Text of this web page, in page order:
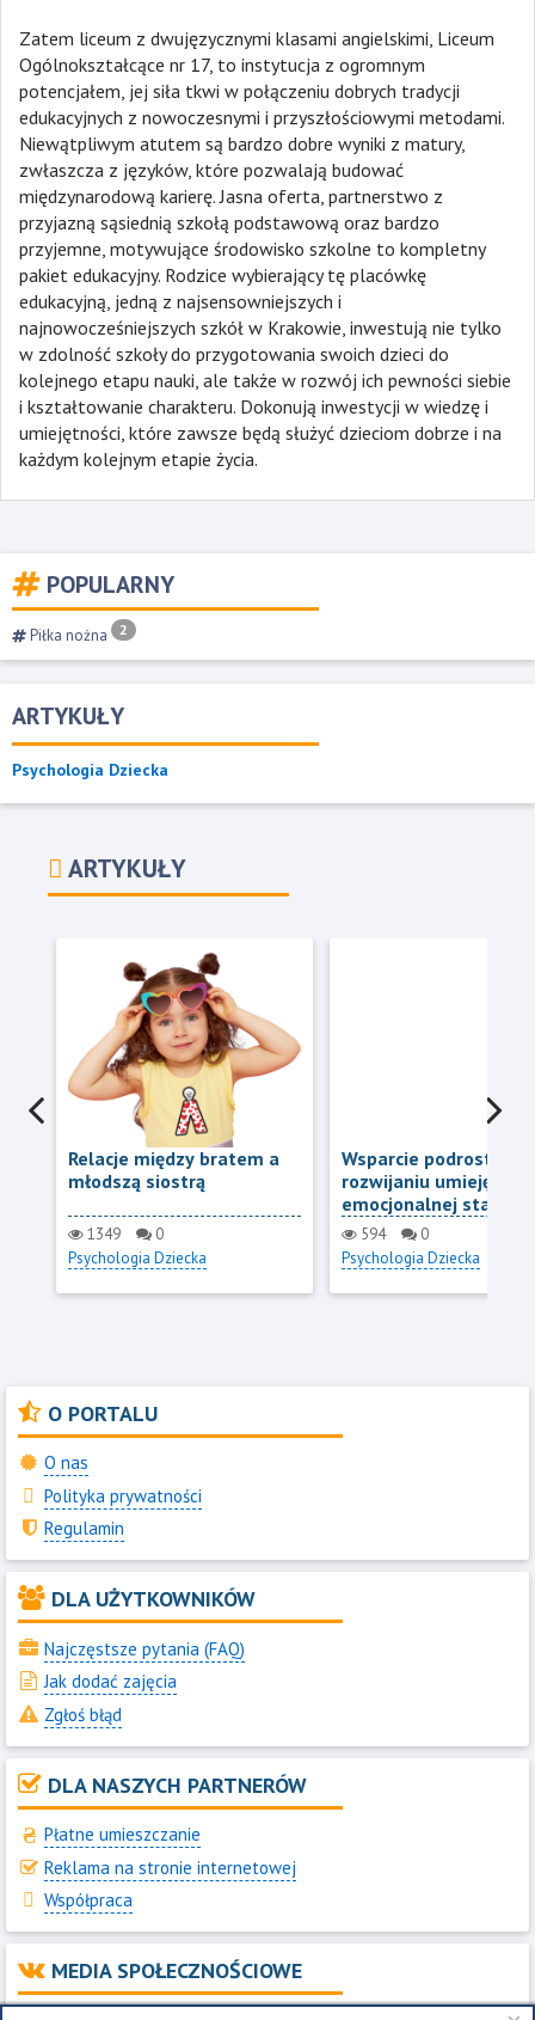
POPULARNY
Piłka nożna 2
ARTYKUŁY
Psychologia Dziecka
Zatem liceum z dwujęzycznymi klasami angielskimi, Liceum
Ogólnokształcące nr 17, to instytucja z ogromnym
potencjałem, jej siła tkwi w połączeniu dobrych tradycji
edukacyjnych z nowoczesnymi i przyszłościowymi metodami.
Niewątpliwym atutem są bardzo dobre wyniki z matury,
zwłaszcza z języków, które pozwalają budować
międzynarodową karierę. Jasna oferta, partnerstwo z
przyjazną sąsiednią szkołą podstawową oraz bardzo
przyjemne, motywujące środowisko szkolne to kompletny
pakiet edukacyjny. Rodzice wybierający tę placówkę
edukacyjną, jedną z najsensowniejszych i
najnowocześniejszych szkół w Krakowie, inwestują nie tylko
w zdolność szkoły do przygotowania swoich dzieci do
kolejnego etapu nauki, ale także w rozwój ich pewności siebie
i kształtowanie charakteru. Dokonują inwestycji w wiedzę i
umiejętności, które zawsze będą służyć dzieciom dobrze i na
każdym kolejnym etapie życia.
ARTYKUŁY
Relacje między bratem a
młodszą siostrą
1349
0
Psychologia Dziecka
Wsparcie podrostków
rozwijaniu
emocjonalnej
odporności
594
0
Psychologia Dziecka
O PORTALU
O nas
Polityka prywatności
Regulamin
DLA UŻYTKOWNIKÓW
Najczęstsze pytania (FAQ)
Jak dodać zajęcia
Zgłoś błąd
DLA NASZYCH PARTNERÓW
Płatne umieszczanie
Reklama na stronie internetowej
Współpraca
MEDIA SPOŁECZNOŚCIOWE